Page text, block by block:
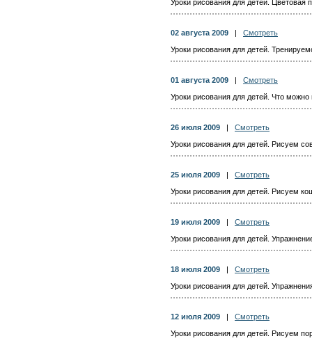
Уроки рисования для детей. Цветовая
02 августа 2009
Смотреть
Уроки рисования для детей.
01 августа 2009
Смотреть
Уроки рисования для детей. Что можно
26 июля 2009
Смотреть
Уроки рисования для детей. Рисуем
25 июля 2009
Смотреть
Уроки рисования для детей. Рисуем
19 июля 2009
Смотреть
Уроки рисования для детей.
18 июля 2009
Смотреть
Уроки рисования для детей.
12 июля 2009
Смотреть
Уроки рисования для детей. Рисуем